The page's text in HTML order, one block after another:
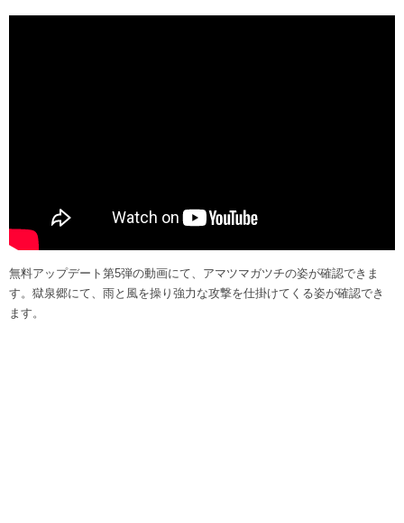
無料アップデート第5弾の動画にて、アマツマガツチの姿が確認できま
す。獄泉郷にて、雨と風を操り強力な攻撃を仕掛けてくる姿が確認でき
ます。